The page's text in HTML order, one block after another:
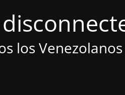
los Venezolanos